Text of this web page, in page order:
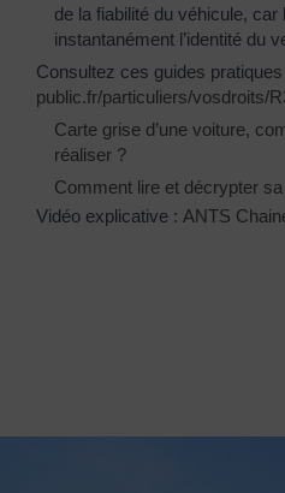
de la fiabilité du véhicule, car
instantanément l’identité du
Consultez ces guides pratiques
public.fr/particuliers/vosdroits/
Carte grise d’une voiture,
réaliser ?
Comment lire et décrypter
Vidéo explicative : ANTS